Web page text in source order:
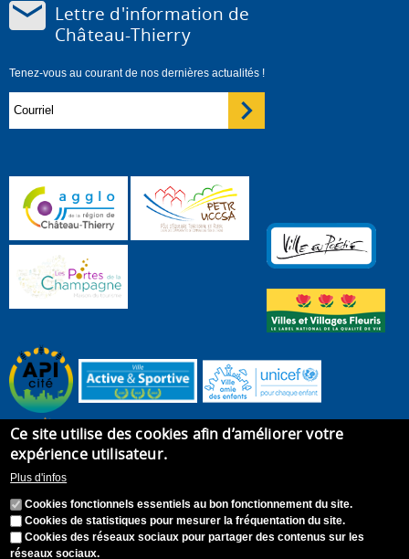
Lettre d'information de
Château-Thierry
Tenez-vous au courant de nos dernières actualités !
Ce site utilise des cookies afin d’améliorer votre
expérience utilisateur.
Plus d'infos
Cookies fonctionnels essentiels au bon fonctionnement du site.
Cookies de statistiques pour mesurer la fréquentation du site.
Cookies des réseaux sociaux pour partager des contenus sur les
réseaux sociaux.